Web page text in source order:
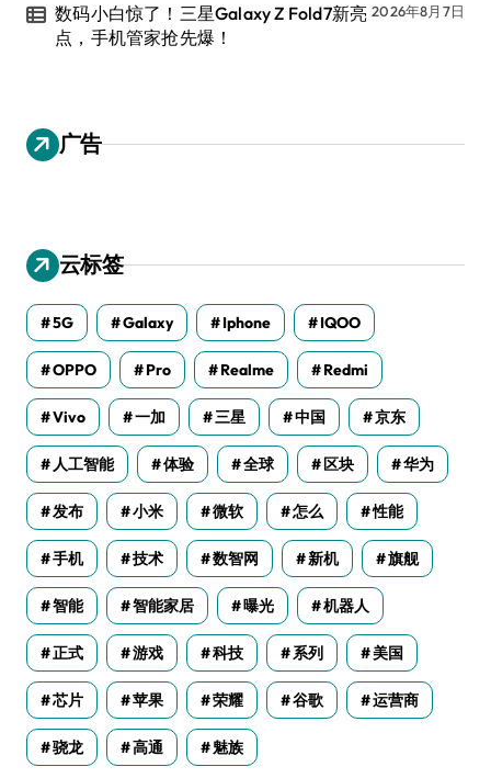
数码小白惊了！三星Galaxy Z Fold7新亮
点，手机管家抢先爆！
2026年8月7日
广告
云标签
5G Galaxy Iphone IQOO
OPPO Pro Realme Redmi
Vivo 一加 三星 中国 京东
人工智能 体验 全球 区块 华为
发布 小米 微软 怎么 性能
手机 技术 数智网 新机 旗舰
智能 智能家居 曝光 机器人
正式 游戏 科技 系列 美国
芯片 苹果 荣耀 谷歌 运营商
骁龙 高通 魅族